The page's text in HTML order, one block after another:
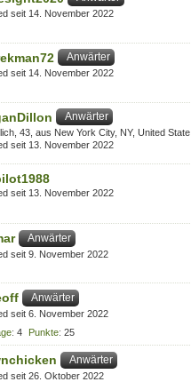
seit 14. November 2022
Anwärter
seit 14. November 2022
Anwärter
43 aus New York City, NY, United State
seit 13. November 2022
seit 13. November 2022
Anwärter
seit 9. November 2022
Anwärter
seit 6. November 2022
4 Punkte 25
Anwärter
seit 26. Oktober 2022